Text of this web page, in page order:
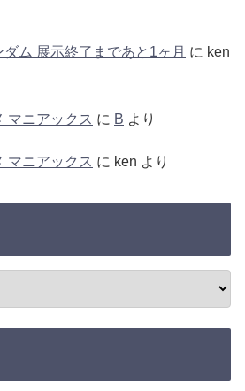
ム 展示終了まであと1ヶ月 に ken
マニアックス に B より
マニアックス に ken より